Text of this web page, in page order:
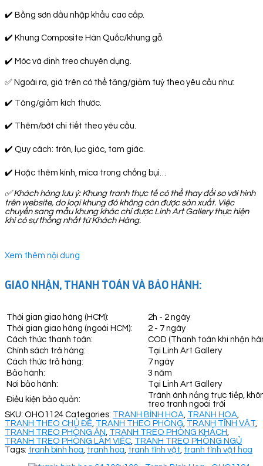
✔️ Bằng sơn dầu nhập khẩu cao cấp.
✔️ Khung Composite Hàn Quốc/khung gỗ.
✔️ Móc và đinh treo chuyên dụng.
✅ Ngoài ra, giá trên có thể tăng/giảm tuỳ theo yêu cầu như:
✔️ Tăng/giảm kích thước.
✔️ Thêm/bớt chi tiết theo yêu cầu.
✔️ Quy cách: tròn, lục giác, tam giác.
✔️ Hoặc thêm kính, mica trong chống bụi…
✅Khách hàng lưu ý: Khung tranh thực tế có thể thay đổi so với hình
trên website, do loại khung đó không còn được sản xuất. Việc
chuyển sang mẫu khung khác chỉ được Linh Art Gallery thực hiện
khi có sự thống nhất từ Khách Hàng.
Xem thêm nội dung
GIAO NHẬN, THANH TOÁN VÀ BẢO HÀNH:
Thời gian giao hàng (HCM):
2h - 2 ngày
Thời gian giao hàng (ngoài HCM):
2 - 7 ngày
Cách thức thanh toán:
COD (Thanh toán khi nhận
Chính sách trả hàng:
Tại Linh Art Gallery
Cách thức trả hàng:
7 ngày
Bảo hành:
3 năm
Nơi bảo hành:
Tại Linh Art Gallery
Điều kiện bảo quản:
Tránh ánh nắng trực tiếp,
treo tranh ngoài trời
SKU: OHO1124 Categories: TRANH BÌNH HOA, TRANH HOA,
TRANH THEO CHỦ ĐỀ, TRANH THEO PHÒNG, TRANH TĨNH VẬT,
TRANH TREO PHÒNG ĂN, TRANH TREO PHÒNG KHÁCH,
TRANH TREO PHÒNG LÀM VIỆC, TRANH TREO PHÒNG NGỦ
Tags: tranh bình hoa, tranh hoa, tranh tĩnh vật, tranh tĩnh vật hoa